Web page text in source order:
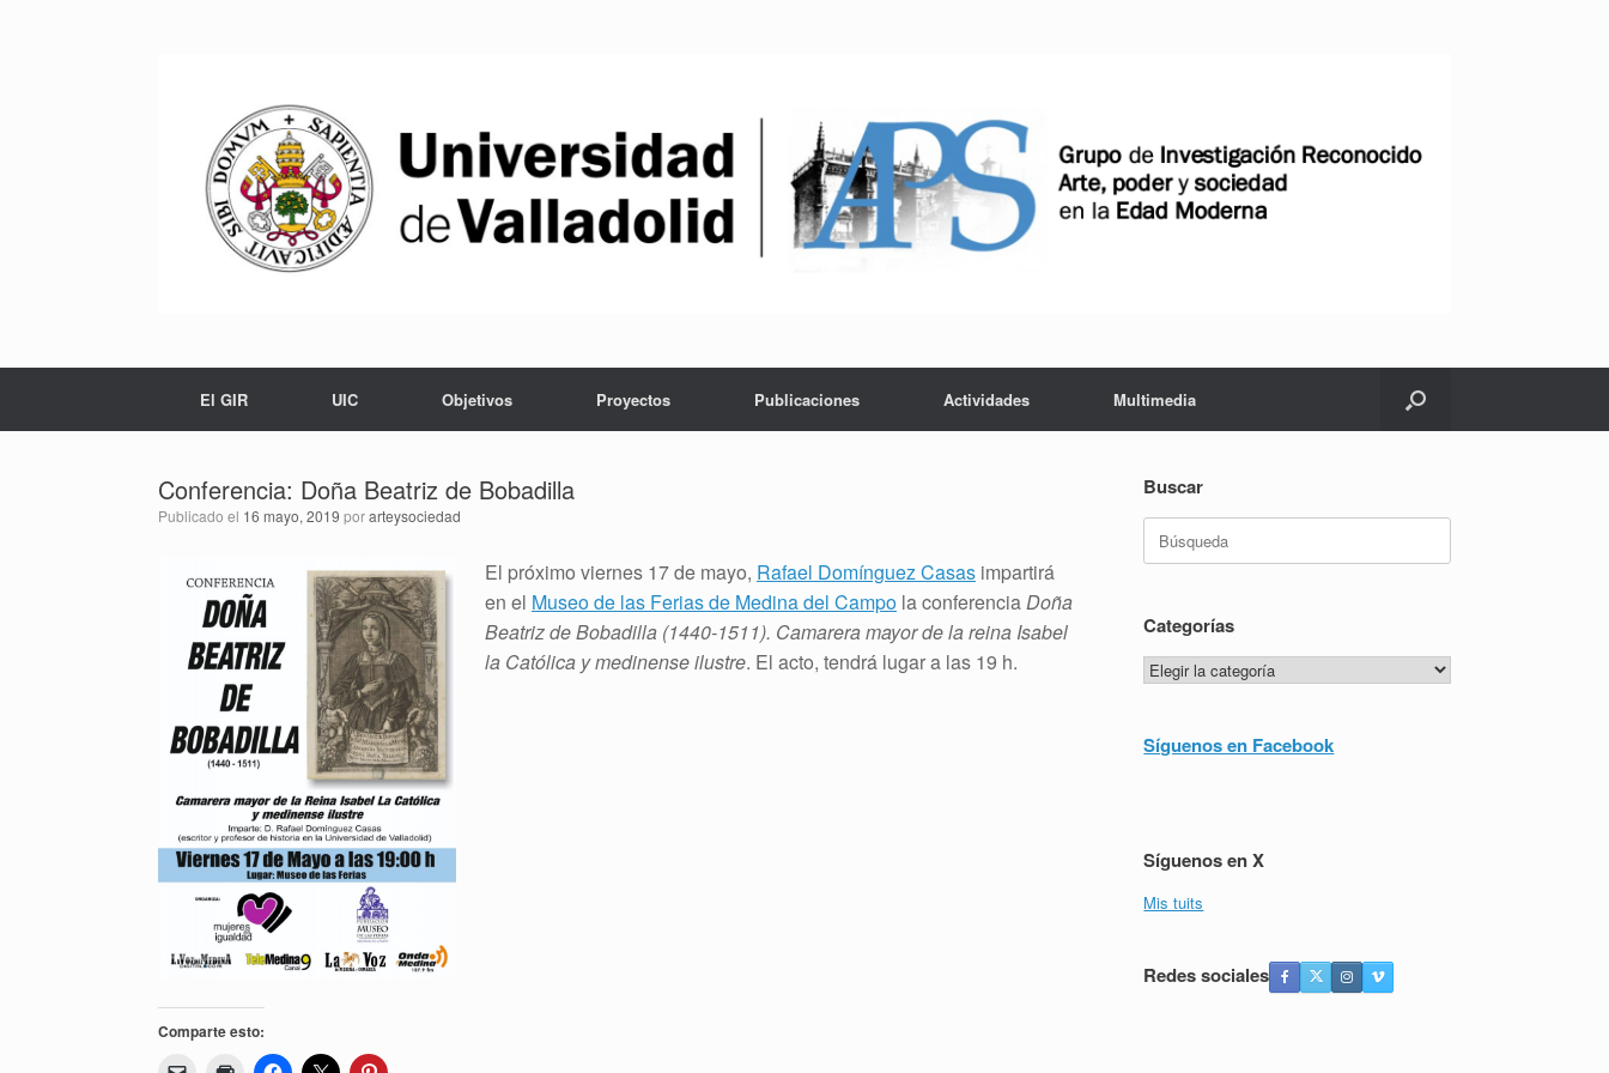
El GIR UIC Objetivos Proyectos Publicaciones Actividades Multimedia
Conferencia: Doña Beatriz de Bobadilla
Publicado el 16 mayo, 2019 porarteysociedad
El próximo viernes 17 de mayo, Rafael Domínguez Casas impartirá
en el Museo de las Ferias de Medina del Campo la conferenciaDoña
Beatriz de Bobadilla (1440-1511). Camarera mayor de la reina Isabel
la Católica y medinense ilustre. El acto, tendrá lugar a las 19 h.
Comparte esto:
Buscar
Buscar:
Categorías
Categorías
Síguenos en Facebook
Síguenos en X
Mis tuits
Redes sociales